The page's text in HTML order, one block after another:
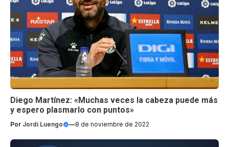
Diego Martínez: «Muchas veces la cabeza puede más
y espero plasmarlo con puntos»
Por Jordi Luengo —8 de noviembre de 2022